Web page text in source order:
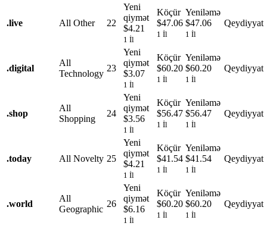
.live All Other 22
Yeni
qiymət
$4.21
1 İl
Köçür
$47.06
1 İl
Yeniləmə
$47.06
1 İl
Qeydiyyat
.digital
All
Technology
23
Yeni
qiymət
$3.07
1 İl
Köçür
$60.20
1 İl
Yeniləmə
$60.20
1 İl
Qeydiyyat
.shop
All
Shopping
24
Yeni
qiymət
$3.56
1 İl
Köçür
$56.47
1 İl
Yeniləmə
$56.47
1 İl
Qeydiyyat
.today All Novelty 25
Yeni
qiymət
$4.21
1 İl
Köçür
$41.54
1 İl
Yeniləmə
$41.54
1 İl
Qeydiyyat
.world
All
Geographic
26
Yeni
qiymət
$6.16
1 İl
Köçür
$60.20
1 İl
Yeniləmə
$60.20
1 İl
Qeydiyyat